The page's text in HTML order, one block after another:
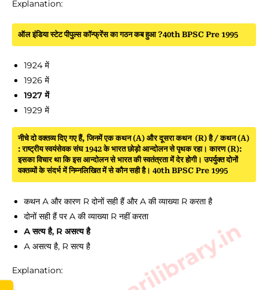
Explanation:
ऑल इंडिया स्टेट पीपुल्स कॉन्फ्रेंस का गठन कब हुआ ?40th BPSC Pre 1995
1924 में
1926 में
1927 में
1929 में
नीचे दो वक्तव्य दिए गए हैं, जिनमें एक कथन (A) और दूसरा कथन (R) है / कथन (A)
: राष्ट्रीय स्वयंसेवक संघ 1942 के भारत छोड़ो आन्दोलन से पृथक रहा। कारण (R):
इसका विचार था कि इस आन्दोलन से भारत की स्वतंत्रता में देर होगी। उपर्युक्त दोनों
वक्तव्यों के संदर्भ में निम्नलिखित में से कौन सही है। 40th BPSC Pre 1995
कथन A और कारण R दोनों सही हैं और A की व्याख्या R करता है
दोनों सही हैं पर A की व्याख्या R नहीं करता
A सत्य है, R असत्य है
A असत्य है, R सत्य है
Explanation: